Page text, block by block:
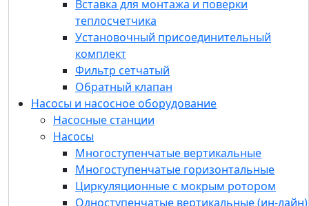
Вставка для монтажа и поверки
теплосчетчика
Установочный присоединительный
комплект
Фильтр сетчатый
Обратный клапан
Насосы и насосное оборудование
Насосные станции
Насосы
Многоступенчатые вертикальные
Многоступенчатые горизонтальные
Циркуляционные с мокрым ротором
Одноступенчатые вертикальные (ин-лайн)
Насосные станции
Насосы
Многоступенчатые вертикальные
Многоступенчатые горизонтальные
Циркуляционные с мокрым ротором
Одноступенчатые вертикальные (ин-
лайн)
Консольно-моноблочные
Дренажные погружные
Одноступенчатые горизонтальные
Блочные тепловые пункты, узлы учета
Блочные индивидуальные тепловые пункты